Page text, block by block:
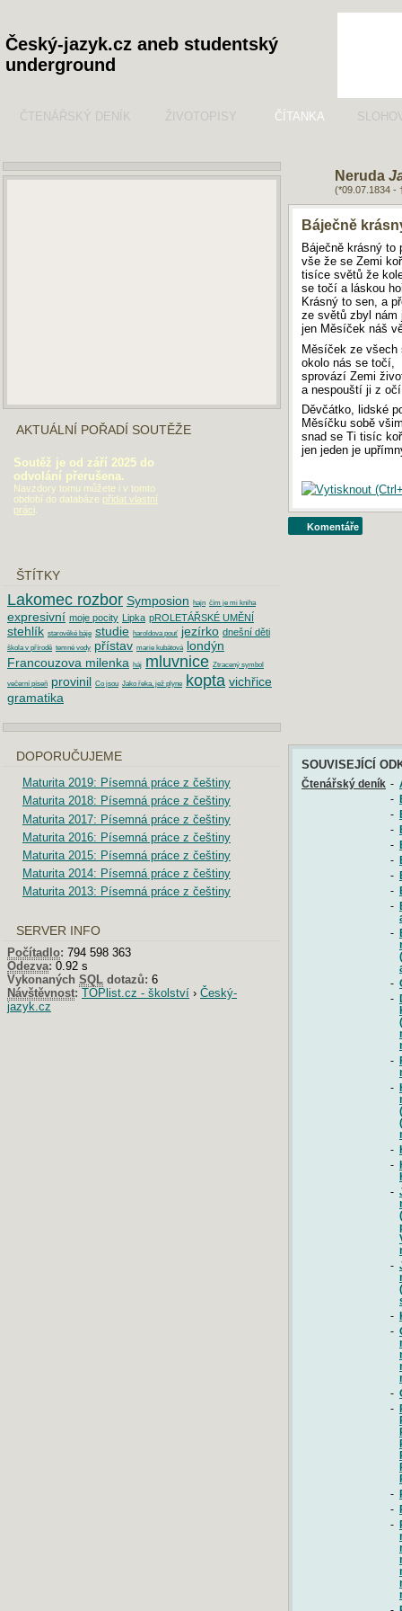
Český-jazyk.cz aneb studentský
underground
ČTENÁŘSKÝ DENÍK ŽIVOTOPISY ČÍTANKA
Neruda
(*09.07.1834 -
Báječně
Báječně krásný to
vše že se Zemi
tisíce světů že
se točí a láskou
Krásný to sen, a
ze světů zbyl nám
jen Měsíček náš
Měsíček ze všech
okolo nás se točí,
sprovází Zemi
a nespouští ji z
Děvčátko, lidské
Měsíčku sobě
snad se Ti tisíc
jen jeden je
SOUVISEJÍCÍ
Čtenářský deník -
-
-
-
-
-
-
-
-
-
-
-
-
-
-
-
-
-
-
-
-
-
-
-
-
AKTUÁLNÍ POŘADÍ SOUTĚŽE
Soutěž je od září 2025 do
odvolání přerušena.
Navzdory tomu můžete i v tomto
období do databáze přidat vlastní
práci
ŠTÍTKY
Lakomec rozbor Symposion hajn čím je mi kniha
expresivní moje pocity Lipka pROLETÁŘSKÉ UMĚNÍ
stehlík starověké báje studie haroldova pouť jezírko dnešní děti
škola v přírodě temné vody přístav marie kubátová londýn
Francouzova milenka
háj mluvnice Ztracený symbol
večerní píseň provinil Co jsou Jako řeka, jež plyne kopta vichřice
gramatika
DOPORUČUJEME
Maturita 2019: Písemná práce z češtiny
Maturita 2018: Písemná práce z češtiny
Maturita 2017: Písemná práce z češtiny
Maturita 2016: Písemná práce z češtiny
Maturita 2015: Písemná práce z češtiny
Maturita 2014: Písemná práce z češtiny
Maturita 2013: Písemná práce z češtiny
SERVER INFO
Počítadlo: 794 598 363
Odezva: 0.92 s
Vykonaných SQL dotazů: 6
Návštěvnost: TOPlist.cz - školství › Český-
jazyk.cz